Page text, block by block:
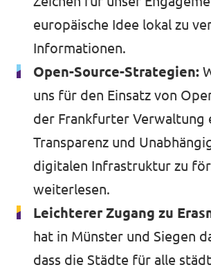
europäische Idee lokal zu
Informationen.
Open-Source-Strategien:
uns für den Einsatz von
der Frankfurter Verwaltung
Transparenz und
digitalen Infrastruktur zu
weiterlesen.
Leichterer Zugang zu
hat in Münster und Siegen
dass die Städte für alle